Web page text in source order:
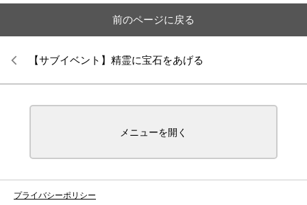
前のページに戻る
【サブイベント】精霊に宝石をあげる
メニューを開く
プライバシーポリシー